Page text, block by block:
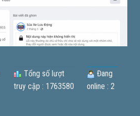
Tổng số lượt
truy cập : 1763580
Đang
online : 2